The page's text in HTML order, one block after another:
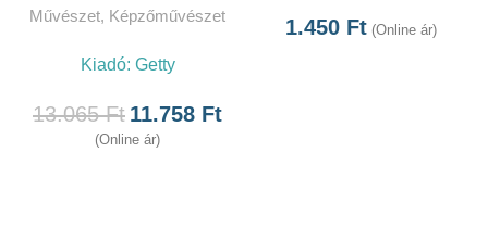
Művészet, Képzőművészet
Kiadó: Getty
13.065Ft 11.758 Ft
(Online ár)
1.450 Ft (Online ár)